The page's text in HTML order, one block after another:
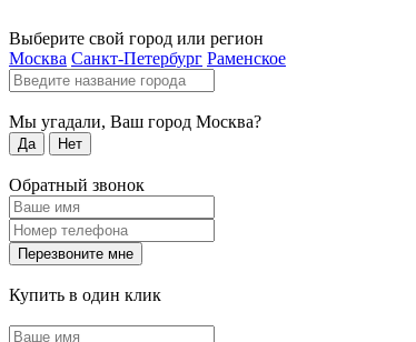
Выберите свой город или регион
Москва Санкт-Петербург Раменское
Мы угадали, Ваш город Москва?
Да Нет
Обратный звонок
Перезвоните мне
Купить в один клик